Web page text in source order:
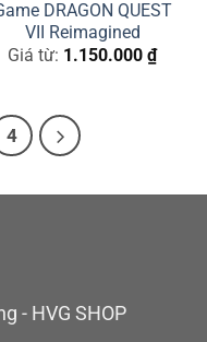
DRAGON QUEST
VII Reimagined
Giá từ: 1.150.000 ₫
4
- HVG SHOP